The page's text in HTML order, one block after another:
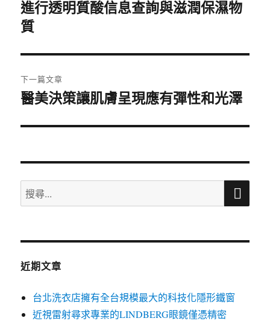
導
覽
上
一
文
章:
進行透明質酸信息查詢與滋潤保濕物
質
下一篇文章
下
篇
章:
醫美決策讓肌膚呈現應有彈性和光澤
搜
尋
鍵
搜
近期文章
台北洗衣店擁有全台規模最大的科技化隱形鐵窗
近視雷射尋求專業的LINDBERG眼鏡僅憑精密